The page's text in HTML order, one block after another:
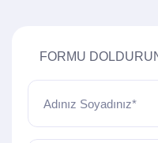
FORMU
Adınız Soyadınız*